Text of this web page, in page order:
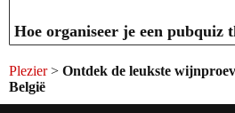
Hoe organiseer je een pubquiz
Plezier> Ontdek de leukste
België